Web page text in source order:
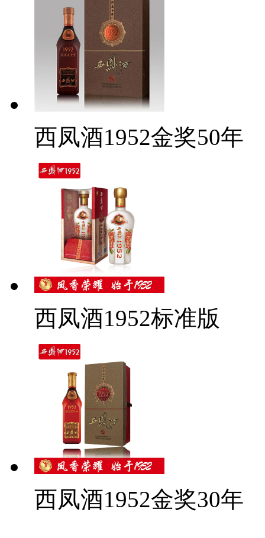
西凤酒1952金奖50年
西凤酒1952标准版
西凤酒1952金奖30年